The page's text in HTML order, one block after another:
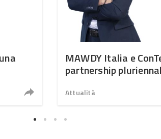
MAWDY Italia e
partnership
Attualità